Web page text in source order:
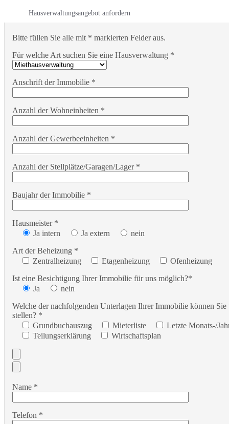
Hausverwaltungsangebot anfordern
Bitte füllen Sie alle mit * markierten Felder aus.
Für welche Art suchen Sie eine Hausverwaltung *
Anschrift der Immobilie *
Anzahl der Wohneinheiten *
Anzahl der Gewerbeeinheiten *
Anzahl der Stellplätze/Garagen/Lager *
Baujahr der Immobilie *
Hausmeister *
Ja intern
Ja extern
nein
Art der Beheizung *
Zentralheizung
Etagenheizung
Ofenheizung
Ist eine Besichtigung Ihrer Immobilie für uns möglich?*
Ja
nein
Welche der nachfolgenden Unterlagen Ihrer Immobilie können
stellen? *
Grundbuchauszug
Mieterliste
Letzte Monats-/
Teilungserklärung
Wirtschaftsplan
Name *
Telefon *